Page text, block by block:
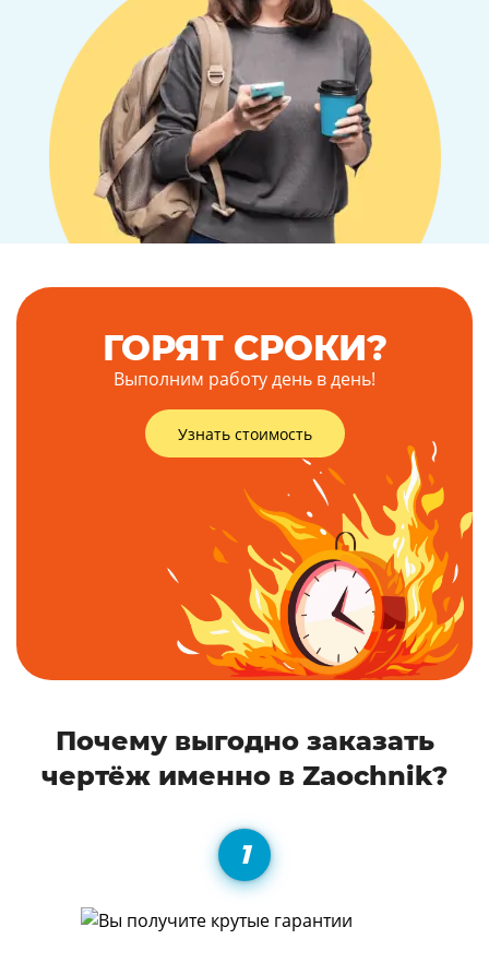
ГОРЯТ СРОКИ?
Выполним работу день в день!
Узнать стоимость
Почему выгодно заказать
чертёж именно в Zaochnik?